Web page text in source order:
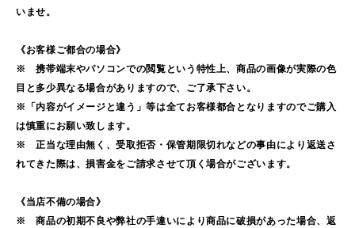
いませ。
《お客様ご都合の場合》
※ 携帯端末やパソコンでの閲覧という特性上、商品の画像が実際の色
目と多少異なる場合がありますので、ご了承下さい。
※「内容がイメージと違う」等は全てお客様都合となりますのでご購入
は慎重にお願い致します。
※ 正当な理由無く、受取拒否・保管期限切れなどの事由により返送さ
れてきた際は、損害金をご請求させて頂く場合がございます。
《当店不備の場合》
※ 商品の初期不良や弊社の手違いにより商品に破損があった場合、返